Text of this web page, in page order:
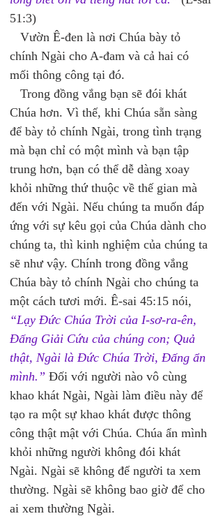
51:3)
Vườn Ê-đen là nơi Chúa bày tỏ
chính Ngài cho A-đam và cả hai có
mối thông công tại đó.
Trong đồng vắng bạn sẽ đói khát
Chúa hơn. Vì thế, khi Chúa sẵn sàng
để bày tỏ chính Ngài, trong tình trạng
mà bạn chỉ có một mình và bạn tập
trung hơn, bạn có thể dễ dàng xoay
khỏi những thứ thuộc về thế gian mà
đến với Ngài. Nếu chúng ta muốn đáp
ứng với sự kêu gọi của Chúa dành cho
chúng ta, thì kinh nghiệm của chúng ta
sẽ như vậy. Chính trong đồng vắng
Chúa bày tỏ chính Ngài cho chúng ta
một cách tươi mới. Ê-sai 45:15 nói,
“Lạy Ðức Chúa Trời của I-sơ-ra-ên,
Ðấng Giải Cứu của chúng con; Quả
thật, Ngài là Ðức Chúa Trời, Ðấng ẩn
mình.” Đối với người nào vô cùng
khao khát Ngài, Ngài làm điều này để
tạo ra một sự khao khát được thông
công thật mật với Chúa. Chúa ẩn mình
khỏi những người không đói khát
Ngài. Ngài sẽ không để người ta xem
thường. Ngài sẽ không bao giờ để cho
ai xem thường Ngài.